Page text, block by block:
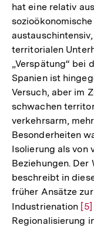
hat eine relativ
territorialen
„Verspätung“ bei
Spanien ist
Versuch, aber im
schwachen
verkehrsarm,
Besonderheiten
Isolierung als von
Beziehungen.
beschreibt in
früher Ansätze
Industrienation [5]
Regionalisierung